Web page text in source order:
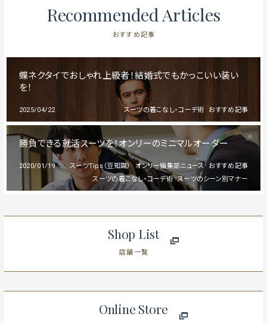
Recommended Articles
おすすめ記事
蝶ネクタイでおしゃれ上級者！結婚式でもかっこいい装い
を！
2025/04/22 おすすめ記事
スーツの着こなし・コーデ術
勝負できる就活スーツを！オンリーのミニマルオーダー
2020/01/19 おすすめ記事
オンリー編集部ニュース
スーツTips（豆知識）
スーツのシーン別マナー
スーツの着こなし・コーデ術
Shop List
店舗一覧
Online Store